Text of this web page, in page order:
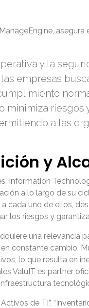
y la
empresas
riesgos
a las
y
Information
a lo largo de su
cada uno de ellos,
los riesgos y
una relevancia
constante cambio.
lo que resulta en
ValuIT es partner
de TI”,